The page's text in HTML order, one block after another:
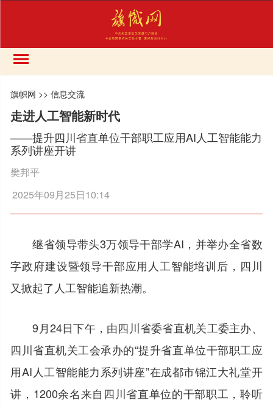
旗帜网 >>信息交流
走进人工智能新时代
——提升四川省直单位干部职工应用AI人工智能能力
系列讲座开讲
樊邦平
2025年09月25日10:14
继省领导带头3万领导干部学AI，并举办全省数
字政府建设暨领导干部应用人工智能培训后，四川
又掀起了人工智能追新热潮。
9月24日下午，由四川省委省直机关工委主办、
四川省直机关工会承办的“提升省直单位干部职工应
用AI人工智能能力系列讲座”在成都市锦江大礼堂开
讲，1200余名来自四川省直单位的干部职工，聆听